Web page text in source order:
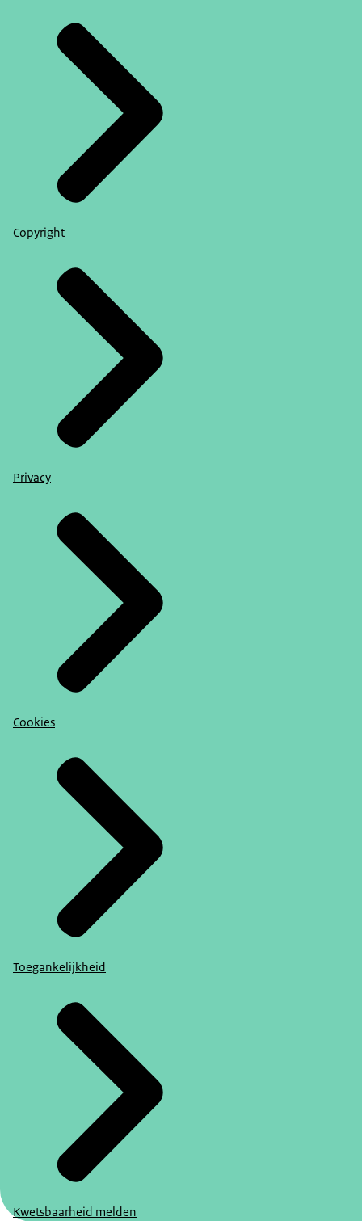
Copyright
Privacy
Cookies
Toegankelijkheid
Kwetsbaarheid melden